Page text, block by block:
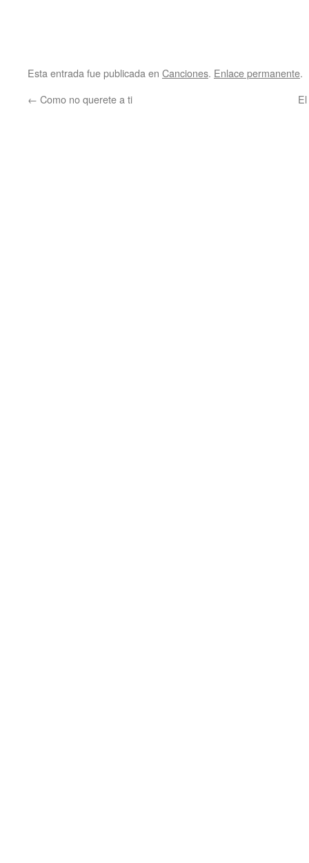
Esta entrada fue publicada en Canciones. Enlace permanente.
← Como no querete a ti